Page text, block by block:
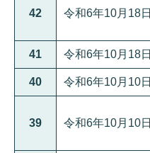
42 令和6年10月18日
41 令和6年10月18日
40 令和6年10月10日
39 令和6年10月10日